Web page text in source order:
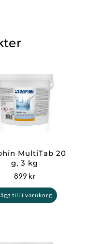
MultiTab 20
g, 3 kg
899 kr
till i varukorg